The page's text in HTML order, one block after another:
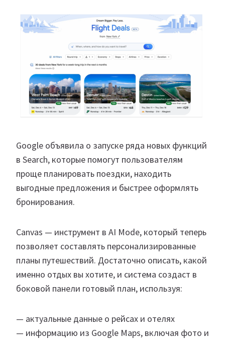
Google объявила о запуске ряда новых функций
в Search, которые помогут пользователям
проще планировать поездки, находить
выгодные предложения и быстрее оформлять
бронирования.
Canvas — инструмент в AI Mode, который теперь
позволяет составлять персонализированные
планы путешествий. Достаточно описать, какой
именно отдых вы хотите, и система создаст в
боковой панели готовый план, используя:
— актуальные данные о рейсах и отелях
— информацию из Google Maps, включая фото и